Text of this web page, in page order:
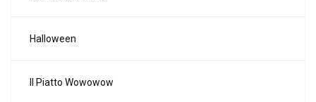
Halloween
Il Piatto Wowowow